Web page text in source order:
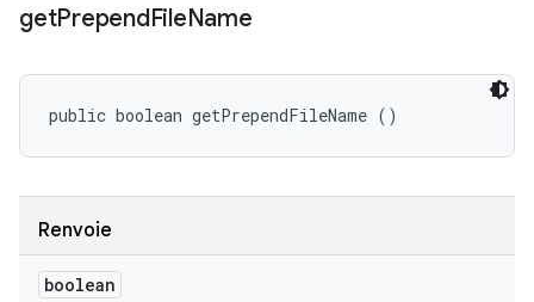
getPrependFileName
public boolean getPrependFileName ()
Renvoie
boolean